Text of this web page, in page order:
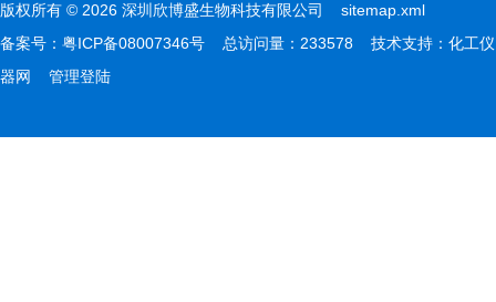
版权所有 © 2026 深圳欣博盛生物科技有限公司 sitemap.xml
备案号： 粤ICP备08007346号 总访问量：233578 技术支持： 化工仪
器网
管理登陆